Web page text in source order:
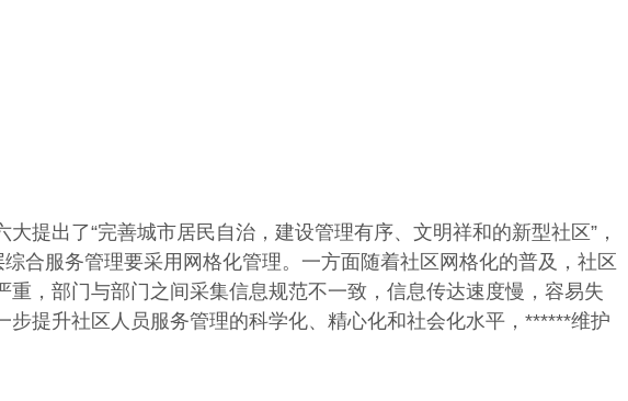
出了“完善城市居民自治，建设管理有序、文明祥和的新型社区”，
合服务管理要采用网格化管理。一方面随着社区网格化的普及，社区
，部门与部门之间采集信息规范不一致，信息传达速度慢，容易失
提升社区人员服务管理的科学化、精心化和社会化水平，******维护